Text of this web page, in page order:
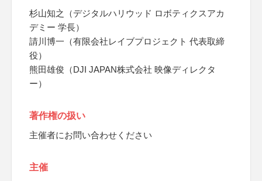
杉山知之（デジタルハリウッド ロボティクスアカ
デミー 学長）
請川博一（有限会社レイブプロジェクト 代表取締
役）
熊田雄俊（DJI JAPAN株式会社 映像ディレクタ
ー）
著作権の扱い
主催者にお問い合わせください
主催